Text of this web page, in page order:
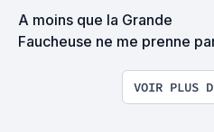
A moins que la Grande
Faucheuse ne me prenne
VOIR PLUS